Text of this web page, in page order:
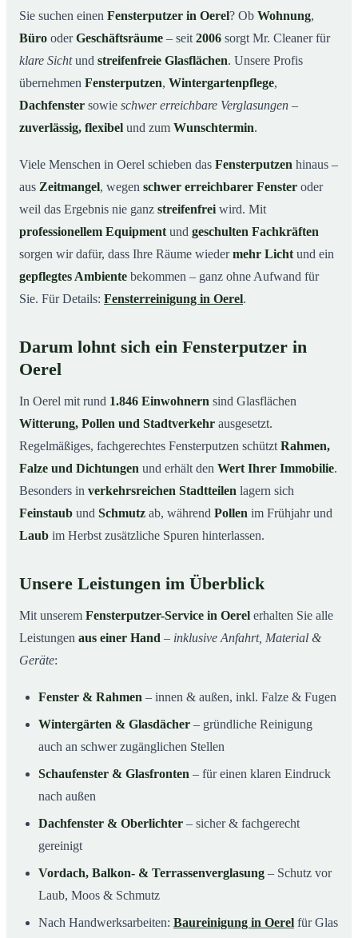
03Unsere Leistungen im Überblick
04Warum Mr. Cleaner in Oerel?
05So funktioniert’s
07Jetzt kostenloses Angebot einholen
Einsatz
Sie suchen einen Fensterputzer in Oerel? Ob Wohnung,
Büro oderGeschäftsräume – seit 2006 sorgt Mr. Cleaner für
klare Sichtund streifenfreie Glasflächen. Unsere Profis
übernehmen Fensterputzen, Wintergartenpflege,
Dachfenster sowie schwer erreichbare Verglasungen –
zuverlässig, flexibel und zum Wunschtermin.
Viele Menschen in Oerel schieben das Fensterputzen hinaus –
aus Zeitmangel, wegen schwer erreichbarer Fenster oder
weil das Ergebnis nie ganz streifenfrei wird. Mit
professionellem Equipment und geschulten Fachkräften
sorgen wir dafür, dass Ihre Räume wiedermehr Licht und ein
gepflegtes Ambiente bekommen – ganz ohne Aufwand für
Sie. Für Details: Fensterreinigung in Oerel.
Darum lohnt sich ein Fensterputzer in
Oerel
In Oerel mit rund 1.846 Einwohnern sind Glasflächen
Witterung, Pollen und Stadtverkehr ausgesetzt.
Regelmäßiges, fachgerechtes Fensterputzen schützt Rahmen,
Falze und Dichtungen und erhält den Wert Ihrer Immobilie.
Besonders in verkehrsreichen Stadtteilen lagern sich
Feinstaub und Schmutz ab, während Pollen im Frühjahr und
Laub im Herbst zusätzliche Spuren hinterlassen.
Unsere Leistungen im Überblick
Mit unserem Fensterputzer-Service in Oerel erhalten Sie alle
Leistungen aus einer Hand – inklusive Anfahrt, Material &
Geräte:
Fenster & Rahmen – innen & außen, inkl. Falze & Fugen
Wintergärten & Glasdächer – gründliche Reinigung
auch an schwer zugänglichen Stellen
Schaufenster & Glasfronten – für einen klaren Eindruck
nach außen
Dachfenster & Oberlichter – sicher & fachgerecht
gereinigt
Vordach, Balkon- & Terrassenverglasung – Schutz vor
Laub, Moos & Schmutz
Nach Handwerksarbeiten: Baureinigung in Oerel für Glas